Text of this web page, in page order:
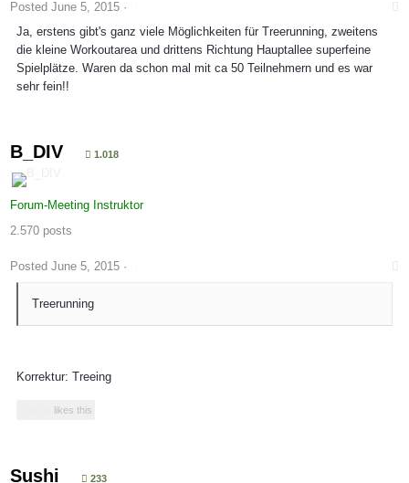
Posted June 5, 2015 ·
Ja, erstens gibt's ganz viele Möglichkeiten für Treerunning, zweitens
die kleine Workoutarea und drittens Richtung Hauptallee superfeine
Spielplätze. Waren da schon mal mit ca 50 Teilnehmern und es war
sehr fein!!
B_DIV 1.018
Forum-Meeting Instruktor
2.570 posts
Posted June 5, 2015 ·
Treerunning
Korrektur: Treeing
likes this
Sushi 233